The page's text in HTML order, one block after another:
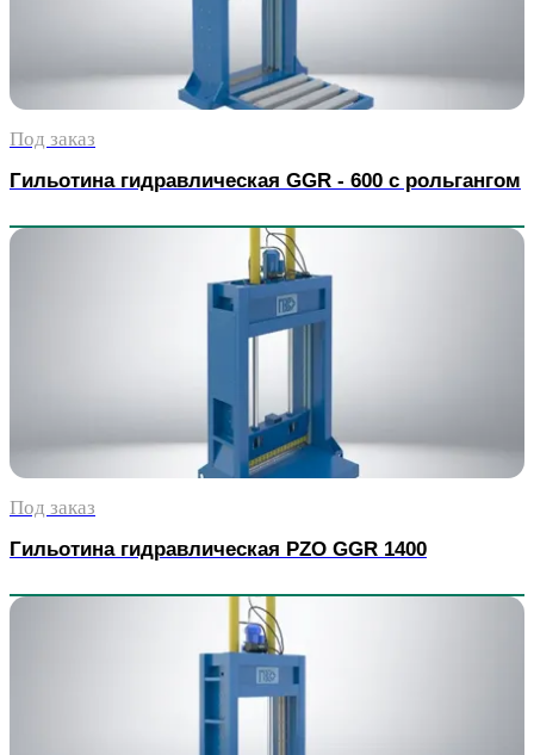
Под заказ
Гильотина гидравлическая GGR - 600 с рольгангом
Под заказ
Гильотина гидравлическая PZO GGR 1400